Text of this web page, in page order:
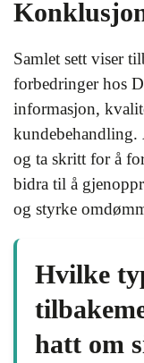
Samlet sett viser
forbedringer hos
informasjon,
kundebehandling.
og ta skritt for å
bidra til å
og styrke
Hvilke
hatt om